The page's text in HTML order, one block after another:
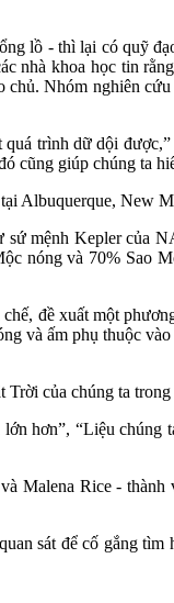
lồ - thì lại có quỹ
nhà khoa học tin
Nhóm nghiên
trình dữ dội
cũng giúp chúng ta
Albuquerque, New
mệnh Kepler của
nóng và 70% Sao
đề xuất một
và ấm phụ thuộc
Trời của chúng ta
hơn”, “Liệu
Rice - thành
sát để cố gắng